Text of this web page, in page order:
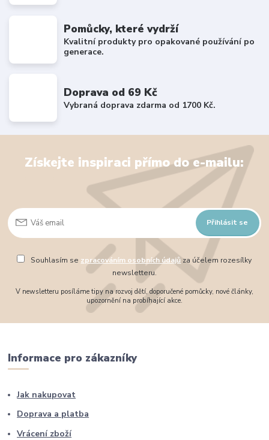
Pomůcky, které vydrží
Kvalitní produkty pro opakované používání po
generace.
Doprava od 69 Kč
Vybraná doprava zdarma od 1700 Kč.
Získejte inspiraci přímo do e-mailu:
Přihlásit se
Souhlasím se zpracováním osobních údajůza účelem rozesílky
newsletteru.
V newsletteru posíláme tipy na rozvoj dětí, doporučené pomůcky, nové články,
upozornění na probíhající akce.
Informace pro zákazníky
Jak nakupovat
Doprava a platba
Vrácení zboží